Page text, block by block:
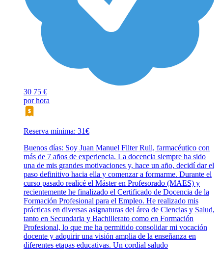
30 75 €
por hora
Reserva mínima: 31€
Buenos días: Soy Juan Manuel Filter Rull, farmacéutico con
más de 7 años de experiencia. La docencia siempre ha sido
una de mis grandes motivaciones y, hace un año, decidí dar el
paso definitivo hacia ella y comenzar a formarme. Durante el
curso pasado realicé el Máster en Profesorado (MAES) y
recientemente he finalizado el Certificado de Docencia de la
Formación Profesional para el Empleo. He realizado mis
prácticas en diversas asignaturas del área de Ciencias y Salud,
tanto en Secundaria y Bachillerato como en Formación
Profesional, lo que me ha permitido consolidar mi vocación
docente y adquirir una visión amplia de la enseñanza en
diferentes etapas educativas. Un cordial saludo